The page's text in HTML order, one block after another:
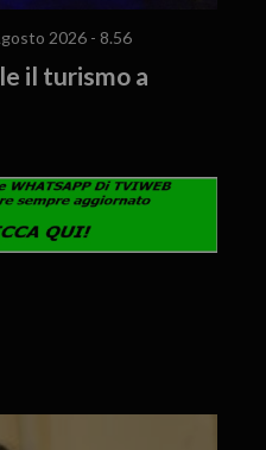
2026 - 8.56
il turismo a